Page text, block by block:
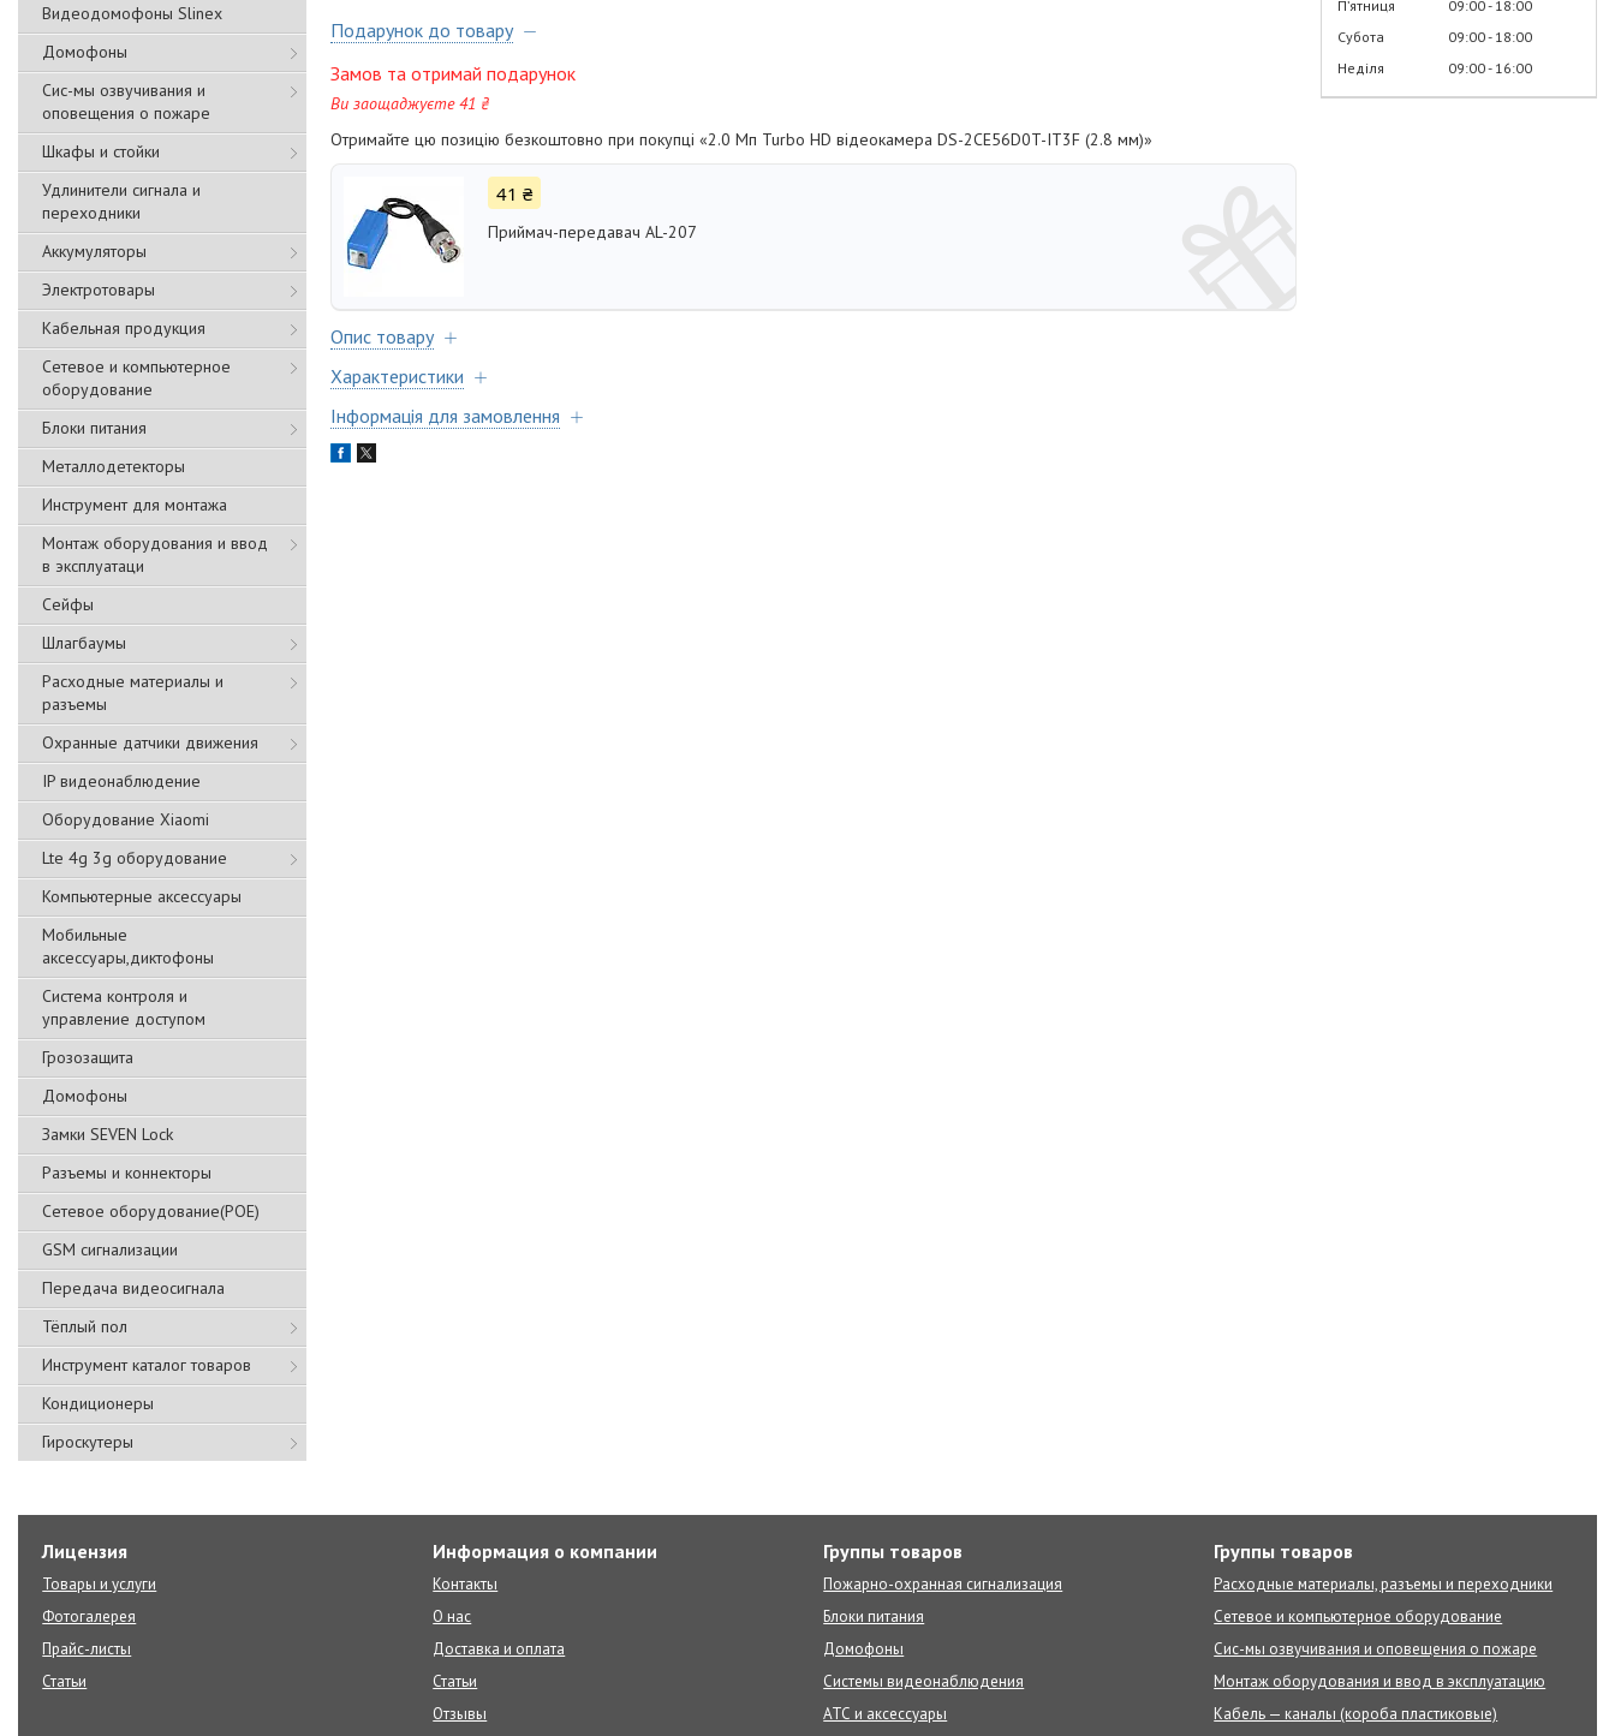
Видеодомофоны Slinex
Домофоны
Сис-мы озвучивания и
оповещения о пожаре
Шкафы и стойки
Удлинители сигнала и
переходники
Аккумуляторы
Электротовары
Кабельная продукция
Сетевое и компьютерное
оборудование
Блоки питания
Металлодетекторы
Инструмент для монтажа
Монтаж оборудования и ввод
в эксплуатаци
Сейфы
Шлагбаумы
Расходные материалы и
разъемы
Охранные датчики движения
IP видеонаблюдение
Оборудование Xiaomi
Lte 4g 3g оборудование
Компьютерные аксессуары
Мобильные
аксессуары,диктофоны
Система контроля и
управление доступом
Грозозащита
Домофоны
Замки SEVEN Lock
Разъемы и коннекторы
Сетевое оборудование(POE)
GSM сигнализации
Передача видеосигнала
Тёплый пол
Инструмент каталог товаров
Кондиционеры
Гироскутеры
Подарунок до товару
Замов та отримай подарунок
Ви заощаджуєте 41 ₴
Отримайте цю позицію безкоштовно при покупці «2.0 Мп Turbo HD відеокамера DS-2CE56D0T-IT3F (2.8 мм)»
41 ₴
Приймач-передавач AL-207
Опис товару
Характеристики
Інформація для замовлення
Пʼятниця
09:00 18:00
Субота
09:00 18:00
Неділя
09:00 16:00
Лицензия
Товары и услуги
Фотогалерея
Прайс-листы
Статьи
Информация о компании
Контакты
О нас
Доставка и оплата
Статьи
Отзывы
Группы товаров
Пожарно-охранная сигнализация
Блоки питания
Домофоны
Системы видеонаблюдения
АТС и аксессуары
Группы товаров
Расходные материалы, разъемы и переходники
Сетевое и компьютерное оборудование
Сис-мы озвучивания и оповещения о пожаре
Монтаж оборудования и ввод в эксплуатацию
Кабель — каналы (короба пластиковые)